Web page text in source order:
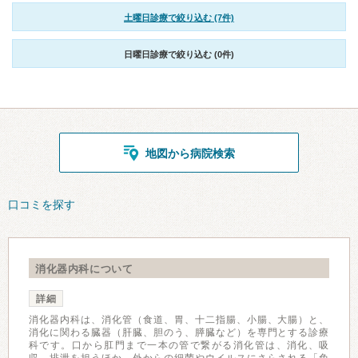
土曜日診療で絞り込む (7件)
日曜日診療で絞り込む (0件)
地図から病院検索
口コミを探す
消化器内科について
詳細
消化器内科は、消化管（食道、胃、十二指腸、小腸、大腸）と、
消化に関わる臓器（肝臓、胆のう、膵臓など）を専門とする診療
科です。口から肛門まで一本の管で繋がる消化管は、消化、吸